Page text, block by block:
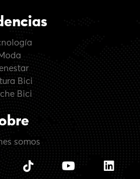
Bici
Bici
somos